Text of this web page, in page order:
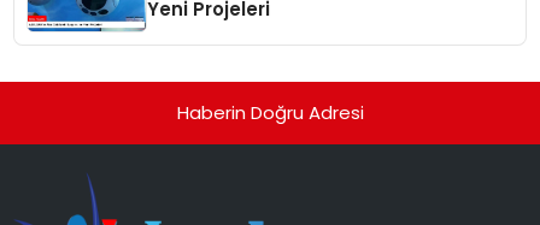
Yeni Projeleri
Haberin Doğru Adresi